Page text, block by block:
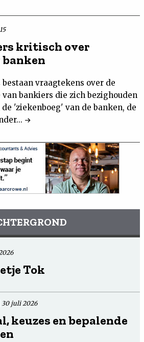
kritisch over
banken
vraagtekens over de
bankiers die zich bezighouden
'ziekenboeg' van de banken, de
Tok
30 juli 2026
keuzes en bepalende